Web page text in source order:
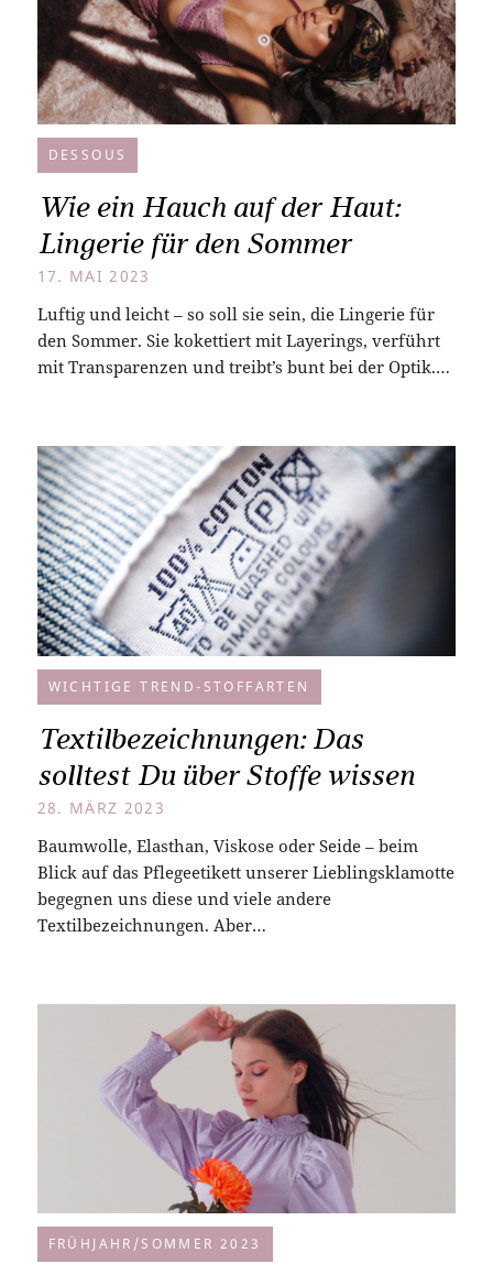
DESSOUS
Wie ein Hauch auf der Haut:
Lingerie für den Sommer
17. MAI 2023
Luftig und leicht – so soll sie sein, die Lingerie für
den Sommer. Sie kokettiert mit Layerings, verführt
mit Transparenzen und treibt’s bunt bei der Optik.…
WICHTIGE TREND-STOFFARTEN
Textilbezeichnungen: Das
solltest Du über Stoffe wissen
28. MÄRZ 2023
Baumwolle, Elasthan, Viskose oder Seide – beim
Blick auf das Pflegeetikett unserer Lieblingsklamotte
begegnen uns diese und viele andere
Textilbezeichnungen. Aber…
FRÜHJAHR/SOMMER 2023